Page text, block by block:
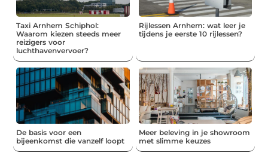
Taxi Arnhem Schiphol:
Waarom kiezen steeds meer
reizigers voor
luchthavenvervoer?
Rijlessen Arnhem: wat leer je
tijdens je eerste 10 rijlessen?
De basis voor een
bijeenkomst die vanzelf loopt
Meer beleving in je showroom
met slimme keuzes